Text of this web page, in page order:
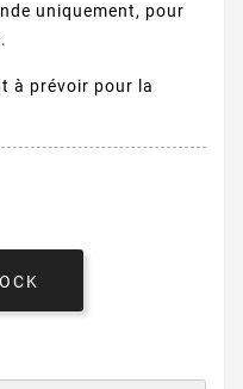
uniquement, pour
à prévoir pour la